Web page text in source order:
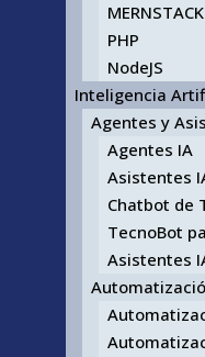
MERNSTACK
PHP
NodeJS
Inteligencia
Agentes y
Agentes IA
Asistentes
Chatbot de
TecnoBot
Asistentes